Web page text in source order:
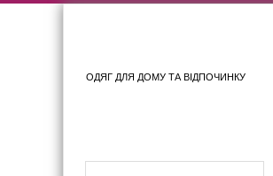
ОДЯГ ДЛЯ ДОМУ ТА ВІДПОЧИНКУ